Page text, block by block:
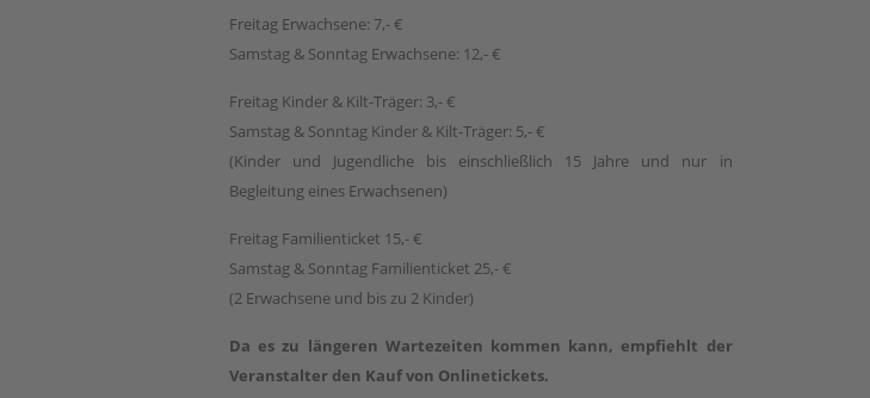
Freitag Erwachsene: 7,- €
Samstag & Sonntag Erwachsene: 12,- €
Freitag Kinder & Kilt-Träger: 3,- €
Samstag & Sonntag Kinder & Kilt-Träger: 5,- €
(Kinder und Jugendliche bis einschließlich 15 Jahre und nur in
Begleitung eines Erwachsenen)
Freitag Familienticket 15,- €
Samstag & Sonntag Familienticket 25,- €
(2 Erwachsene und bis zu 2 Kinder)
Da es zu längeren Wartezeiten kommen kann, empfiehlt der
Veranstalter den Kauf von Onlinetickets.